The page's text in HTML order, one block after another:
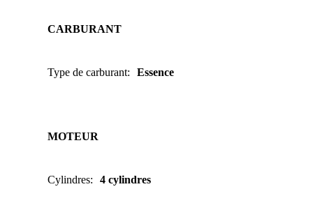
CARBURANT
Type de carburant: Essence
MOTEUR
Cylindres: 4 cylindres